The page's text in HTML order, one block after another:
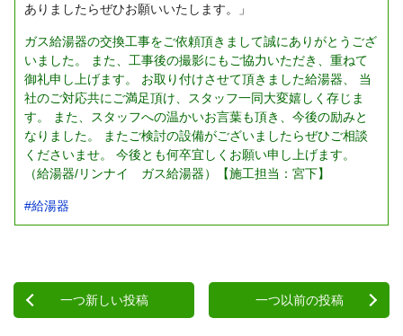
ありましたらぜひお願いいたします。」
ガス給湯器の交換工事をご依頼頂きまして誠にありがとうござ
いました。
また、工事後の撮影にもご協力いただき、重ねて
御礼申し上げます。
お取り付けさせて頂きました給湯器、
当
社のご対応共にご満足頂け、スタッフ一同大変嬉しく存じま
す。
また、スタッフへの温かいお言葉も頂き、今後の励みと
なりました。
またご検討の設備がございましたらぜひご相談
くださいませ。
今後とも何卒宜しくお願い申し上げます。
（給湯器/リンナイ ガス給湯器）【施工担当： 宮下】
#給湯器
一つ新しい投稿 一つ以前の投稿